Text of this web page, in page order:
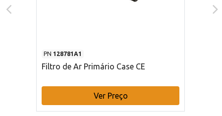
PN 128781A1
Filtro de Ar Primário Case CE
Ver Preço